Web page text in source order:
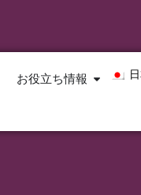
お役立ち情報